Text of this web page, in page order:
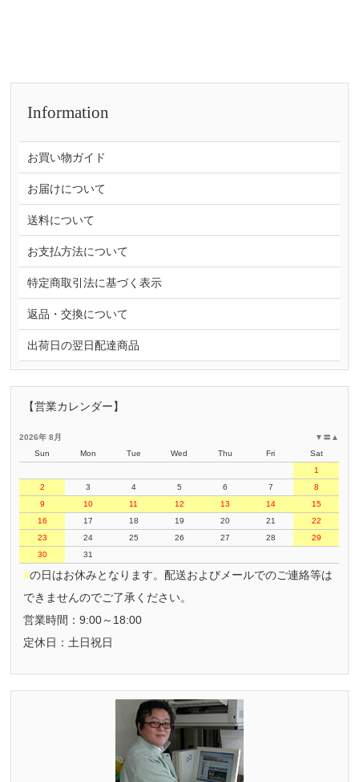
Information
お買い物ガイド
お届けについて
送料について
お支払方法について
特定商取引法に基づく表示
返品・交換について
出荷日の翌日配達商品
【営業カレンダー】
▲
〓
▼
2026年 8月
Sun
Mon Tue Wed Thu Fri
Sat
1
2
3 4 5 6 7
8
9
10 11 12 13 14
15
16
17 18 19 20 21
22
23
24 25 26 27 28
29
30
31
■の日はお休みとなります。配送およびメールでのご連絡等は
できませんのでご了承ください。
営業時間：9:00～18:00
定休日：土日祝日